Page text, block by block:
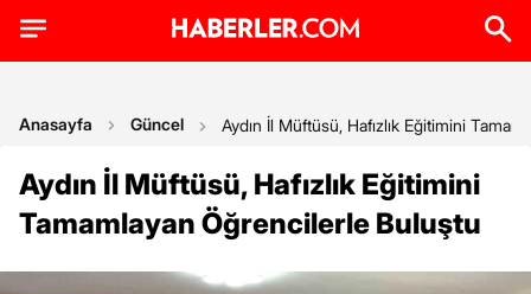
Anasayfa Güncel Aydın İl Müftüsü, Hafızlık Eğitimini
Aydın İl Müftüsü, Hafızlık Eğitimini
Tamamlayan Öğrencilerle Buluştu